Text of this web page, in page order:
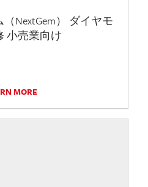
NextGem） ダイヤモ
小売業向け
MORE